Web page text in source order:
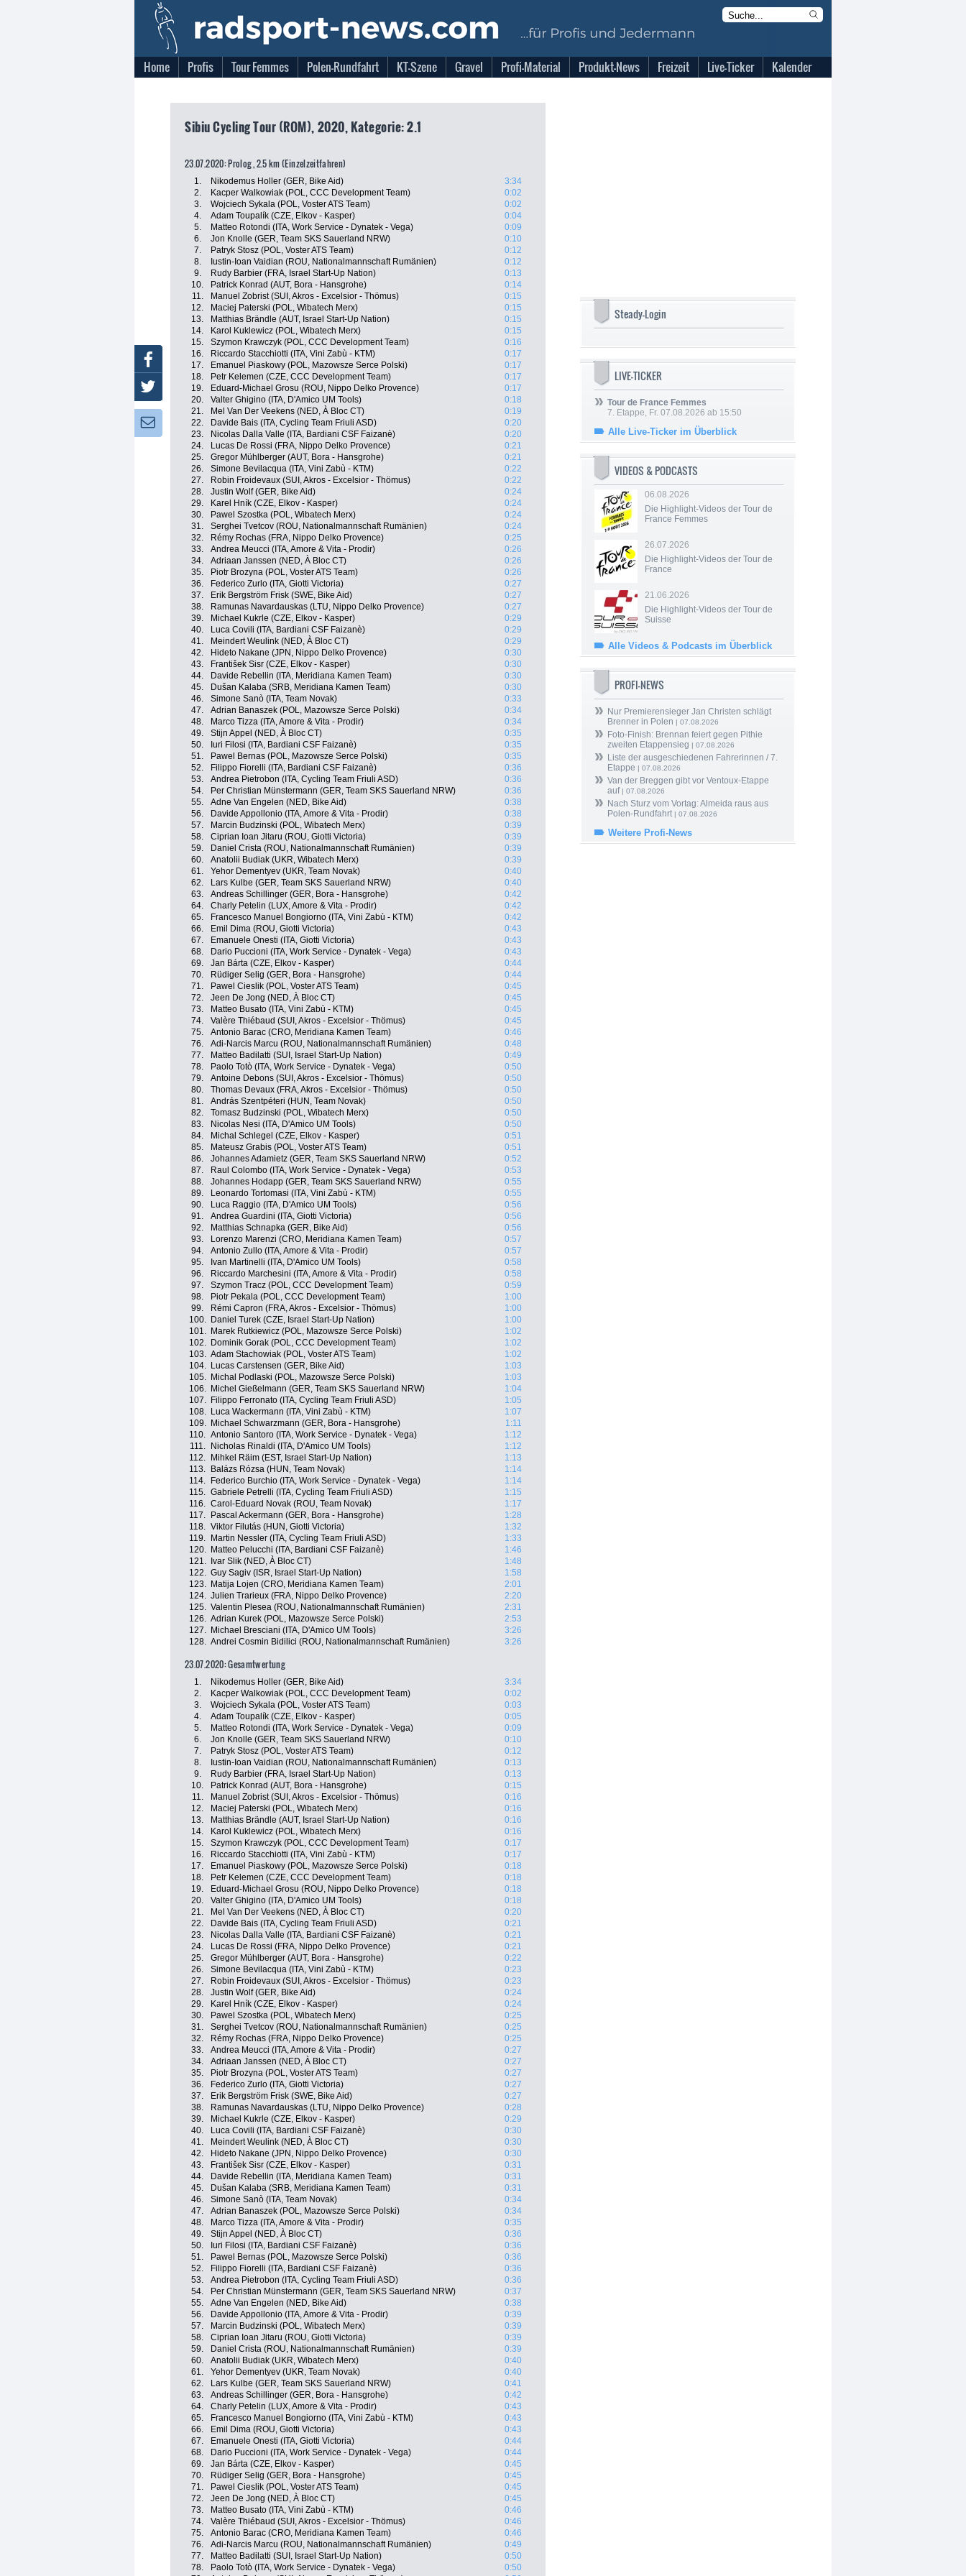
Home Profis Tour Femmes Polen-Rundfahrt KT-Szene Gravel Profi-Material Produkt-News Freizeit Live-Ticker Kalender
Sibiu Cycling Tour (ROM), 2020, Kategorie: 2.1
23.07.2020: Prolog , 2.5 km (Einzelzeitfahren)
1. Nikodemus Holler (GER, Bike Aid)
3:34
2.
Kacper Walkowiak (POL, CCC Development Team)
0:02
3.
Wojciech Sykala (POL, Voster ATS Team)
0:02
4.
Adam Toupalík (CZE, Elkov - Kasper)
0:04
5.
Matteo Rotondi (ITA, Work Service - Dynatek - Vega)
0:09
6.
Jon Knolle (GER, Team SKS Sauerland NRW)
0:10
7.
Patryk Stosz (POL, Voster ATS Team)
0:12
8.
Iustin-Ioan Vaidian (ROU, Nationalmannschaft Rumänien)
0:12
9.
Rudy Barbier (FRA, Israel Start-Up Nation)
0:13
10.
Patrick Konrad (AUT, Bora - Hansgrohe)
0:14
11.
Manuel Zobrist (SUI, Akros - Excelsior - Thömus)
0:15
12.
Maciej Paterski (POL, Wibatech Merx)
0:15
13.
Matthias Brändle (AUT, Israel Start-Up Nation)
0:15
14.
Karol Kuklewicz (POL, Wibatech Merx)
0:15
15.
Szymon Krawczyk (POL, CCC Development Team)
0:16
16.
Riccardo Stacchiotti (ITA, Vini Zabù - KTM)
0:17
17.
Emanuel Piaskowy (POL, Mazowsze Serce Polski)
0:17
18.
Petr Kelemen (CZE, CCC Development Team)
0:17
19.
Eduard-Michael Grosu (ROU, Nippo Delko Provence)
0:17
20.
Valter Ghigino (ITA, D'Amico UM Tools)
0:18
21.
Mel Van Der Veekens (NED, À Bloc CT)
0:19
22.
Davide Bais (ITA, Cycling Team Friuli ASD)
0:20
23.
Nicolas Dalla Valle (ITA, Bardiani CSF Faizanè)
0:20
24.
Lucas De Rossi (FRA, Nippo Delko Provence)
0:21
25.
Gregor Mühlberger (AUT, Bora - Hansgrohe)
0:21
26.
Simone Bevilacqua (ITA, Vini Zabù - KTM)
0:22
27.
Robin Froidevaux (SUI, Akros - Excelsior - Thömus)
0:22
28.
Justin Wolf (GER, Bike Aid)
0:24
29.
Karel Hník (CZE, Elkov - Kasper)
0:24
30.
Pawel Szostka (POL, Wibatech Merx)
0:24
31.
Serghei Tvetcov (ROU, Nationalmannschaft Rumänien)
0:24
32.
Rémy Rochas (FRA, Nippo Delko Provence)
0:25
33.
Andrea Meucci (ITA, Amore & Vita - Prodir)
0:26
34.
Adriaan Janssen (NED, À Bloc CT)
0:26
35.
Piotr Brozyna (POL, Voster ATS Team)
0:26
36.
Federico Zurlo (ITA, Giotti Victoria)
0:27
37.
Erik Bergström Frisk (SWE, Bike Aid)
0:27
38.
Ramunas Navardauskas (LTU, Nippo Delko Provence)
0:27
39.
Michael Kukrle (CZE, Elkov - Kasper)
0:29
40.
Luca Covili (ITA, Bardiani CSF Faizanè)
0:29
41.
Meindert Weulink (NED, À Bloc CT)
0:29
42.
Hideto Nakane (JPN, Nippo Delko Provence)
0:30
43.
František Sisr (CZE, Elkov - Kasper)
0:30
44.
Davide Rebellin (ITA, Meridiana Kamen Team)
0:30
45.
Dušan Kalaba (SRB, Meridiana Kamen Team)
0:30
46.
Simone Sanò (ITA, Team Novak)
0:33
47.
Adrian Banaszek (POL, Mazowsze Serce Polski)
0:34
48.
Marco Tizza (ITA, Amore & Vita - Prodir)
0:34
49.
Stijn Appel (NED, À Bloc CT)
0:35
50.
Iuri Filosi (ITA, Bardiani CSF Faizanè)
0:35
51.
Pawel Bernas (POL, Mazowsze Serce Polski)
0:35
52.
Filippo Fiorelli (ITA, Bardiani CSF Faizanè)
0:36
53.
Andrea Pietrobon (ITA, Cycling Team Friuli ASD)
0:36
54.
Per Christian Münstermann (GER, Team SKS Sauerland NRW)
0:36
55.
Adne Van Engelen (NED, Bike Aid)
0:38
56.
Davide Appollonio (ITA, Amore & Vita - Prodir)
0:38
57.
Marcin Budzinski (POL, Wibatech Merx)
0:39
58.
Ciprian Ioan Jitaru (ROU, Giotti Victoria)
0:39
59.
Daniel Crista (ROU, Nationalmannschaft Rumänien)
0:39
60.
Anatolii Budiak (UKR, Wibatech Merx)
0:39
61.
Yehor Dementyev (UKR, Team Novak)
0:40
62.
Lars Kulbe (GER, Team SKS Sauerland NRW)
0:40
63.
Andreas Schillinger (GER, Bora - Hansgrohe)
0:42
64.
Charly Petelin (LUX, Amore & Vita - Prodir)
0:42
65.
Francesco Manuel Bongiorno (ITA, Vini Zabù - KTM)
0:42
66.
Emil Dima (ROU, Giotti Victoria)
0:43
67.
Emanuele Onesti (ITA, Giotti Victoria)
0:43
68.
Dario Puccioni (ITA, Work Service - Dynatek - Vega)
0:43
69.
Jan Bárta (CZE, Elkov - Kasper)
0:44
70.
Rüdiger Selig (GER, Bora - Hansgrohe)
0:44
71.
Pawel Cieslik (POL, Voster ATS Team)
0:45
72.
Jeen De Jong (NED, À Bloc CT)
0:45
73.
Matteo Busato (ITA, Vini Zabù - KTM)
0:45
74.
Valère Thiébaud (SUI, Akros - Excelsior - Thömus)
0:45
75.
Antonio Barac (CRO, Meridiana Kamen Team)
0:46
76.
Adi-Narcis Marcu (ROU, Nationalmannschaft Rumänien)
0:48
77.
Matteo Badilatti (SUI, Israel Start-Up Nation)
0:49
78.
Paolo Totò (ITA, Work Service - Dynatek - Vega)
0:50
79.
Antoine Debons (SUI, Akros - Excelsior - Thömus)
0:50
80.
Thomas Devaux (FRA, Akros - Excelsior - Thömus)
0:50
81.
András Szentpéteri (HUN, Team Novak)
0:50
82.
Tomasz Budzinski (POL, Wibatech Merx)
0:50
83.
Nicolas Nesi (ITA, D'Amico UM Tools)
0:50
84.
Michal Schlegel (CZE, Elkov - Kasper)
0:51
85.
Mateusz Grabis (POL, Voster ATS Team)
0:51
86.
Johannes Adamietz (GER, Team SKS Sauerland NRW)
0:52
87.
Raul Colombo (ITA, Work Service - Dynatek - Vega)
0:53
88.
Johannes Hodapp (GER, Team SKS Sauerland NRW)
0:55
89.
Leonardo Tortomasi (ITA, Vini Zabù - KTM)
0:55
90.
Luca Raggio (ITA, D'Amico UM Tools)
0:56
91.
Andrea Guardini (ITA, Giotti Victoria)
0:56
92.
Matthias Schnapka (GER, Bike Aid)
0:56
93.
Lorenzo Marenzi (CRO, Meridiana Kamen Team)
0:57
94.
Antonio Zullo (ITA, Amore & Vita - Prodir)
0:57
95.
Ivan Martinelli (ITA, D'Amico UM Tools)
0:58
96.
Riccardo Marchesini (ITA, Amore & Vita - Prodir)
0:58
97.
Szymon Tracz (POL, CCC Development Team)
0:59
98.
Piotr Pekala (POL, CCC Development Team)
1:00
99.
Rémi Capron (FRA, Akros - Excelsior - Thömus)
1:00
100.
Daniel Turek (CZE, Israel Start-Up Nation)
1:00
101.
Marek Rutkiewicz (POL, Mazowsze Serce Polski)
1:02
102.
Dominik Gorak (POL, CCC Development Team)
1:02
103. Adam Stachowiak (POL, Voster ATS Team)
1:02
104.
Lucas Carstensen (GER, Bike Aid)
1:03
105.
Michal Podlaski (POL, Mazowsze Serce Polski)
1:03
106.
Michel Gießelmann (GER, Team SKS Sauerland NRW)
1:04
107.
Filippo Ferronato (ITA, Cycling Team Friuli ASD)
1:05
108.
Luca Wackermann (ITA, Vini Zabù - KTM)
1:07
109.
Michael Schwarzmann (GER, Bora - Hansgrohe)
1:11
110. Antonio Santoro (ITA, Work Service - Dynatek - Vega)
1:12
111.
Nicholas Rinaldi (ITA, D'Amico UM Tools)
1:12
112.
Mihkel Räim (EST, Israel Start-Up Nation)
1:13
113.
Balázs Rózsa (HUN, Team Novak)
1:14
114.
Federico Burchio (ITA, Work Service - Dynatek - Vega)
1:14
115. Gabriele Petrelli (ITA, Cycling Team Friuli ASD)
1:15
116. Carol-Eduard Novak (ROU, Team Novak)
1:17
117.
Pascal Ackermann (GER, Bora - Hansgrohe)
1:28
118. Viktor Filutás (HUN, Giotti Victoria)
1:32
119.
Martin Nessler (ITA, Cycling Team Friuli ASD)
1:33
120.
Matteo Pelucchi (ITA, Bardiani CSF Faizanè)
1:46
121.
Ivar Slik (NED, À Bloc CT)
1:48
122. Guy Sagiv (ISR, Israel Start-Up Nation)
1:58
123.
Matija Lojen (CRO, Meridiana Kamen Team)
2:01
124. Julien Trarieux (FRA, Nippo Delko Provence)
2:20
125. Valentin Plesea (ROU, Nationalmannschaft Rumänien)
2:31
126. Adrian Kurek (POL, Mazowsze Serce Polski)
2:53
127.
Michael Bresciani (ITA, D'Amico UM Tools)
3:26
128. Andrei Cosmin Bidilici (ROU, Nationalmannschaft Rumänien) 3:26
23.07.2020: Gesamtwertung
1. Nikodemus Holler (GER, Bike Aid)
3:34
2.
Kacper Walkowiak (POL, CCC Development Team)
0:02
3.
Wojciech Sykala (POL, Voster ATS Team)
0:03
4.
Adam Toupalík (CZE, Elkov - Kasper)
0:05
5.
Matteo Rotondi (ITA, Work Service - Dynatek - Vega)
0:09
6.
Jon Knolle (GER, Team SKS Sauerland NRW)
0:10
7.
Patryk Stosz (POL, Voster ATS Team)
0:12
8.
Iustin-Ioan Vaidian (ROU, Nationalmannschaft Rumänien)
0:13
9.
Rudy Barbier (FRA, Israel Start-Up Nation)
0:13
10.
Patrick Konrad (AUT, Bora - Hansgrohe)
0:15
11.
Manuel Zobrist (SUI, Akros - Excelsior - Thömus)
0:16
12.
Maciej Paterski (POL, Wibatech Merx)
0:16
13.
Matthias Brändle (AUT, Israel Start-Up Nation)
0:16
14.
Karol Kuklewicz (POL, Wibatech Merx)
0:16
15.
Szymon Krawczyk (POL, CCC Development Team)
0:17
16.
Riccardo Stacchiotti (ITA, Vini Zabù - KTM)
0:17
17.
Emanuel Piaskowy (POL, Mazowsze Serce Polski)
0:18
18.
Petr Kelemen (CZE, CCC Development Team)
0:18
19.
Eduard-Michael Grosu (ROU, Nippo Delko Provence)
0:18
20.
Valter Ghigino (ITA, D'Amico UM Tools)
0:18
21.
Mel Van Der Veekens (NED, À Bloc CT)
0:20
22.
Davide Bais (ITA, Cycling Team Friuli ASD)
0:21
23.
Nicolas Dalla Valle (ITA, Bardiani CSF Faizanè)
0:21
24.
Lucas De Rossi (FRA, Nippo Delko Provence)
0:21
25.
Gregor Mühlberger (AUT, Bora - Hansgrohe)
0:22
26.
Simone Bevilacqua (ITA, Vini Zabù - KTM)
0:23
27.
Robin Froidevaux (SUI, Akros - Excelsior - Thömus)
0:23
28.
Justin Wolf (GER, Bike Aid)
0:24
29.
Karel Hník (CZE, Elkov - Kasper)
0:24
30.
Pawel Szostka (POL, Wibatech Merx)
0:25
31.
Serghei Tvetcov (ROU, Nationalmannschaft Rumänien)
0:25
32.
Rémy Rochas (FRA, Nippo Delko Provence)
0:25
33.
Andrea Meucci (ITA, Amore & Vita - Prodir)
0:27
34.
Adriaan Janssen (NED, À Bloc CT)
0:27
35.
Piotr Brozyna (POL, Voster ATS Team)
0:27
36.
Federico Zurlo (ITA, Giotti Victoria)
0:27
37.
Erik Bergström Frisk (SWE, Bike Aid)
0:27
38.
Ramunas Navardauskas (LTU, Nippo Delko Provence)
0:28
39.
Michael Kukrle (CZE, Elkov - Kasper)
0:29
40.
Luca Covili (ITA, Bardiani CSF Faizanè)
0:30
41.
Meindert Weulink (NED, À Bloc CT)
0:30
42.
Hideto Nakane (JPN, Nippo Delko Provence)
0:30
43.
František Sisr (CZE, Elkov - Kasper)
0:31
44.
Davide Rebellin (ITA, Meridiana Kamen Team)
0:31
45.
Dušan Kalaba (SRB, Meridiana Kamen Team)
0:31
46.
Simone Sanò (ITA, Team Novak)
0:34
47.
Adrian Banaszek (POL, Mazowsze Serce Polski)
0:34
48.
Marco Tizza (ITA, Amore & Vita - Prodir)
0:35
49.
Stijn Appel (NED, À Bloc CT)
0:36
50.
Iuri Filosi (ITA, Bardiani CSF Faizanè)
0:36
51.
Pawel Bernas (POL, Mazowsze Serce Polski)
0:36
52.
Filippo Fiorelli (ITA, Bardiani CSF Faizanè)
0:36
53.
Andrea Pietrobon (ITA, Cycling Team Friuli ASD)
0:36
54.
Per Christian Münstermann (GER, Team SKS Sauerland NRW)
0:37
55.
Adne Van Engelen (NED, Bike Aid)
0:38
56.
Davide Appollonio (ITA, Amore & Vita - Prodir)
0:39
57.
Marcin Budzinski (POL, Wibatech Merx)
0:39
58.
Ciprian Ioan Jitaru (ROU, Giotti Victoria)
0:39
59.
Daniel Crista (ROU, Nationalmannschaft Rumänien)
0:39
60.
Anatolii Budiak (UKR, Wibatech Merx)
0:40
61.
Yehor Dementyev (UKR, Team Novak)
0:40
62.
Lars Kulbe (GER, Team SKS Sauerland NRW)
0:41
63.
Andreas Schillinger (GER, Bora - Hansgrohe)
0:42
64.
Charly Petelin (LUX, Amore & Vita - Prodir)
0:43
65.
Francesco Manuel Bongiorno (ITA, Vini Zabù - KTM)
0:43
66.
Emil Dima (ROU, Giotti Victoria)
0:43
67.
Emanuele Onesti (ITA, Giotti Victoria)
0:44
68.
Dario Puccioni (ITA, Work Service - Dynatek - Vega)
0:44
69.
Jan Bárta (CZE, Elkov - Kasper)
0:45
70.
Rüdiger Selig (GER, Bora - Hansgrohe)
0:45
71.
Pawel Cieslik (POL, Voster ATS Team)
0:45
72.
Jeen De Jong (NED, À Bloc CT)
0:45
73.
Matteo Busato (ITA, Vini Zabù - KTM)
0:46
74.
Valère Thiébaud (SUI, Akros - Excelsior - Thömus)
0:46
75.
Antonio Barac (CRO, Meridiana Kamen Team)
0:46
76.
Adi-Narcis Marcu (ROU, Nationalmannschaft Rumänien)
0:49
77.
Matteo Badilatti (SUI, Israel Start-Up Nation)
0:50
78.
Paolo Totò (ITA, Work Service - Dynatek - Vega)
0:50
Steady-Login
LIVE-TICKER
Tour de France Femmes
7. Etappe, Fr. 07.08.2026 ab 15:50
Alle Live-Ticker im Überblick
VIDEOS & PODCASTS
06.08.2026
Die Highlight-Videos der Tour de
France Femmes
26.07.2026
Die Highlight-Videos der Tour de
France
21.06.2026
Die Highlight-Videos der Tour de
Suisse
Alle Videos & Podcasts im Überblick
PROFI-NEWS
Nur Premierensieger Jan Christen schlägt
Brenner in Polen | 07.08.2026
Foto-Finish: Brennan feiert gegen Pithie
zweiten Etappensieg | 07.08.2026
Liste der ausgeschiedenen Fahrerinnen / 7.
Etappe | 07.08.2026
Van der Breggen gibt vor Ventoux-Etappe
auf| 07.08.2026
Nach Sturz vom Vortag: Almeida raus aus
Polen-Rundfahrt| 07.08.2026
Weitere Profi-News
Facebook
Twitter
Newsletter: